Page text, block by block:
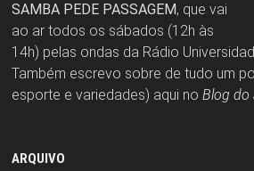
SAMBA PEDE PASSAGEM, que vai
ao ar todos os sábados (12h às
14h) pelas ondas da Rádio
Também escrevo sobre de tudo um
esporte e variedades) aqui no Blog do
ARQUIVO